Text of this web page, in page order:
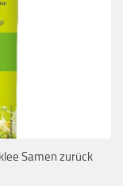
Samen zurück